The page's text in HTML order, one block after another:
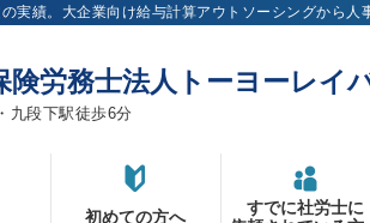
実績。大企業向け給与計算アウトソーシングから人
険労務士法人トーヨーレイ
九段下駅徒歩6分
初めての方へ
すでに社労士に